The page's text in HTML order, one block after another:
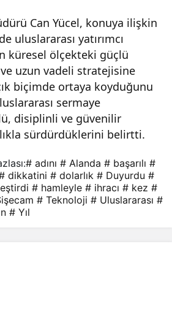
Can Yücel, konuya ilişkin
uluslararası yatırımcı
küresel ölçekteki güçlü
uzun vadeli stratejisine
biçimde ortaya koyduğunu
sermaye
disiplinli ve güvenilir
sürdürdüklerini belirtti.
# adını # Alanda # başarılı #
dikkatini # dolarlık # Duyurdu #
# hamleyle # ihracı # kez #
# Teknoloji # Uluslararası #
# Yıl